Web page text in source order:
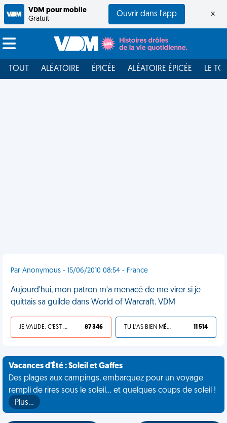
VDM pour mobile
Gratuit
Ouvrir dans l'app ×
TOUT ALÉATOIRE ÉPICÉE ALÉATOIRE ÉPICÉE LE
Par Anonymous - 15/06/2010 08:54 - France
Aujourd'hui, mon patron m'a menacé de me virer si je
quittais sa guilde dans World of Warcraft. VDM
JE VALIDE, C'EST UNE VDM 87 346 TU L'AS BIEN MÉRITÉ 11 514
Vacances d'Été : Soleil et Gaffes
Des plages aux campings, embarquez pour un voyage
rempli de rires sous le soleil... et quelques coups de soleil !
Plus…